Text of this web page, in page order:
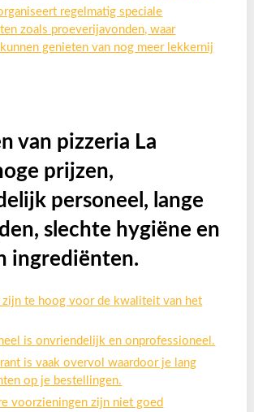
regelmatig speciale
zoals proeverijavonden, waar
genieten van nog meer lekkernij
van pizzeria La
prijzen,
personeel, lange
slechte hygiëne en
ingrediënten.
zijn te hoog voor de kwaliteit van het
is onvriendelijk en onprofessioneel.
is vaak overvol waardoor je lang
op je bestellingen.
voorzieningen zijn niet goed